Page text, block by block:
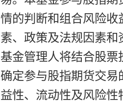
情的判断和组合风险
素、政策及法规因素
基金管理人将结合股
确定参与股指期货交
益性、流动性及风险